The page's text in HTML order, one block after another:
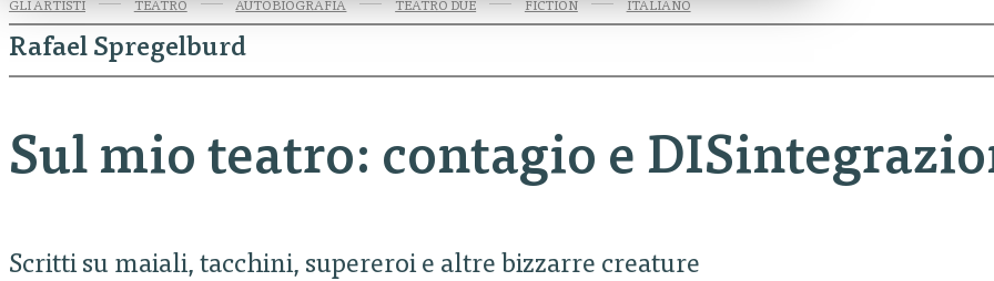
GLI ARTISTI TEATRO AUTOBIOGRAFIA TEATRO DUE FICTION ITALIANO
Rafael Spregelburd
Sul mio teatro: contagio e
Scritti su maiali, tacchini, supereroi e altre bizzarre creature